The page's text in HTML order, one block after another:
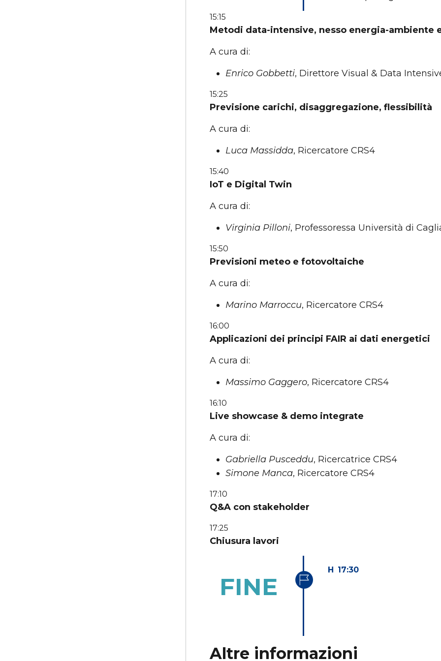
15:15
Metodi data-intensive, nesso energia-ambiente
A cura di:
Enrico Gobbetti, Direttore Visual & Data
15:25
Previsione carichi, disaggregazione, flessibilità
A cura di:
Luca Massidda, Ricercatore CRS4
15:40
IoT e Digital Twin
A cura di:
Virginia Pilloni, Professoressa Università di
15:50
Previsioni meteo e fotovoltaiche
A cura di:
Marino Marroccu, Ricercatore CRS4
16:00
Applicazioni dei principi FAIR ai dati energetici
A cura di:
Massimo Gaggero, Ricercatore CRS4
16:10
Live showcase & demo integrate
A cura di:
Gabriella Pusceddu, Ricercatrice CRS4
Simone Manca, Ricercatore CRS4
17:10
Q&A con stakeholder
17:25
Chiusura lavori
FINE
17:30
Altre informazioni